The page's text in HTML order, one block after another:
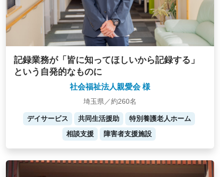
記録業務が「皆に知ってほしいから記録する」
という自発的なものに
社会福祉法人親愛会 様
埼玉県／約260名
デイサービス 共同生活援助
特別養護老人ホーム
相談支援
障害者支援施設